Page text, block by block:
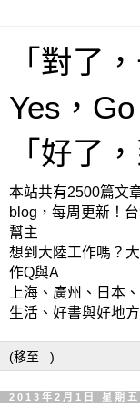
「對了
Yes，Go
「好了
本站共有2500篇文
blog，每周更新！
幫主
想到大陸工作嗎？
作Q與A
上海、廣州、日本
生活、好書與好地
2013年2月1日 星期五